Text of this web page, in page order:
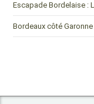
Escapade Bordelaise :
Bordeaux côté